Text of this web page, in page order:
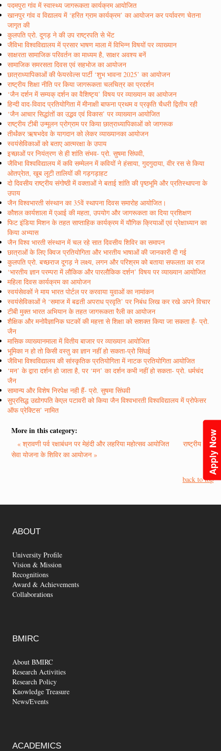
Apply Now
पदमपुरा गांव में स्वास्थ्य जागरूकता कार्यक्रम आयोजित
खानपुर गांव व विद्यालय में ‘हरित ग्राम कार्यक्रम’ का आयोजन कर पर्यावरण चेतना
जागृत की
कुलपति प्रो. दूगड़ ने की उप राष्ट्रपति से भेंट
जैविभा विश्वविद्यालय में प्रसार भाषण माला में विभिन्न विषयों पर व्याख्यान
साक्षरता सामाजिक परिवर्तन का माध्यम है, साक्षर अवश्य बनें
सामाजिक समरसता दिवस एवं सहभोज का आयोजन
छात्राध्यापिकाओं की फेयरवेल्स पार्टी ‘शुभ भावना 2025’ का आयोजन
राष्ट्रीय शिक्षा नीति पर किया जागरूकता चलचित्र का प्रदर्शन
‘जैन दर्शन में सम्यक् दर्शन का वैशिष्ट्य’ विषय पर व्याख्यान का आयोजन
हिन्दी वाद-विवाद प्रतियोगिता में मीनाक्षी बाफना प्रथम व प्रकृति चैधरी द्वितीय रही
‘जैन आचार सिद्धांतों का उद्भव एवं विकास’ पर व्याख्यान आयोजित
राष्ट्रीय टीबी उन्मूलन प्रोग्राम पर किया छात्राध्यापिकाओं को जागरूक
तीर्थंकर ऋषभदेव के यागदान को लेकर व्याख्यानका आयोजन
स्वयंसेविकाओं को बताए आत्मरक्षा के उपाय
इच्छाओं पर नियंत्रण से ही शांति संभव- प्रो. सुषमा सिंघवी,
जैविभा विश्वविद्यालय में कवि सम्मेलन में कवियों ने हंसाया, गुदगुदाया, वीर रस से किया
ओतप्रेात, खूब लूटी तालियों की गड़गड़ाहट
दो दिवसीय राष्ट्रीय संगोष्ठी में वक्ताओं ने बताई शांति की पृष्ठभूमि और प्रतिस्थापना के
उपाय
जैन विश्वभारती संस्थान का 35वें स्थापना दिवस समारोह आयोजित।
कौशल कार्यशाला में एआई की महता, उपयोग और जागरूकता का दिया प्रशिक्षण
फिट इंडिया मिशन के तहत साप्ताहिक कार्यक्रम में यौगिक क्रियाओं एवं प्रेक्षाध्यान का
किया अभ्यास
जैन विश्व भारती संस्थान में चल रहे सात दिवसीय शिविर का समापन
छात्राओं के लिए क्विज प्रतियोगिता और भारतीय भाषाओं की जानकारी दी गई
कुलपति प्रो. बच्छराज दूगड़ ने लक्ष्य, लगन और परिश्रम को बताया सफलता का राज
‘भारतीय ज्ञान परम्परा में लौकिक और पारलौकिक दर्शन’ विषय पर व्याख्यान आयोजित
महिला दिवस कार्यक्रम का आयोजन
स्वयंसेवकों ने माय भारत पोर्टल पर करवाया युवाओं का नामांकन
स्वयंसेविकाओं ने ‘समाज में बढती अपराध प्रवृति’ पर निबंध लिख कर रखे अपने विचार
टीबी मुक्त भारत अभियान के तहत जागरूकता रैली का आयोजन
शैक्षिक और मनोवैज्ञानिक घटकों की महत्ता से शिक्षा को सशक्त किया जा सकता है- प्रो.
जैन
मासिक व्याख्यानमाला में वितीय बाजार पर व्याख्यान आयोजित
भूमिका न हो तो किसी वस्तु का ज्ञान नहीं हो सकता-प्रो सिंघई
जैविभा विश्वविद्यालय की सांस्कृतिक प्रतियोगिता में नाटक प्रतियोगिता आयोजित
‘मन’ के द्वारा दर्शन हो जाता है, पर ‘मन’ का दर्शन कभी नहीं हो सकता- प्रो. धर्मचंद
जैन
सामान्य और विशेष निरपेक्ष नही हैं- प्रो. सुषमा सिंघवी
सुप्रसिद्ध उद्योगपति केएल पटावरी को किया जैन विश्वभारती विश्वविद्यालय में प्रोफेसर
ऑफ प्रेक्टिस’ नामित
More in this category:
« श्रावणी पर्व रक्षाबंधन पर मेहंदी और लहरिया महोत्सव आयोजित
राष्ट्रीय
सेवा योजना के शिविर का आयोजन »
back to top
ABOUT
University Profile
Vision & Mission
Recognitions
Award & Achievements
Collaborations
BMIRC
About BMIRC
Research Activities
Research Policy
Knowledge Treasure
News/Events
ACADEMICS